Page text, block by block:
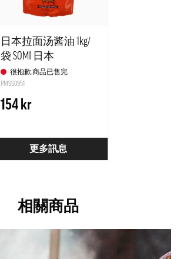
日本拉面汤酱油 1kg/
袋 SOMI 日本
很抱歉,商品已售完
PMSS0951
154 kr
更多訊息
相關商品